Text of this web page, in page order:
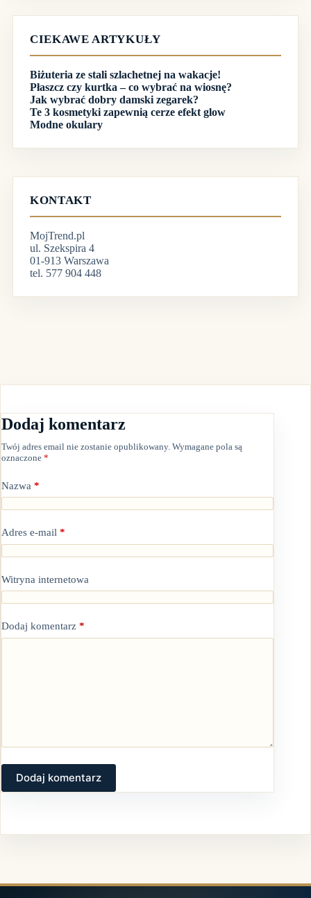
CIEKAWE ARTYKUŁY
Biżuteria ze stali szlachetnej na wakacje!
Płaszcz czy kurtka – co wybrać na wiosnę?
Jak wybrać dobry damski zegarek?
Te 3 kosmetyki zapewnią cerze efekt glow
Modne okulary
KONTAKT
MojTrend.pl
ul. Szekspira 4
01-913 Warszawa
tel. 577 904 448
Dodaj komentarz
Twój adres email nie zostanie opublikowany. Wymagane pola są
oznaczone *
Nazwa *
Adres e-mail *
Witryna internetowa
Dodaj komentarz *
Dodaj komentarz